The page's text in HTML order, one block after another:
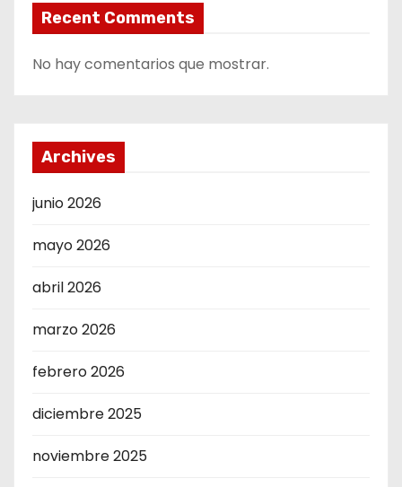
Recent Comments
No hay comentarios que mostrar.
Archives
junio 2026
mayo 2026
abril 2026
marzo 2026
febrero 2026
diciembre 2025
noviembre 2025